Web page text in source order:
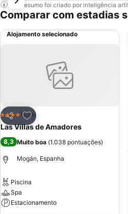
Este resumo foi criado por inteligência
Comparar com estadias
Alojamento selecionado
Partilhar
Adicionar aos favoritos
4 EstrelasHotel
Las Villas de Amadores
8,3 Muito boa (1.038 pontuações)
Mogán, Espanha
Piscina
Spa
Estacionamento